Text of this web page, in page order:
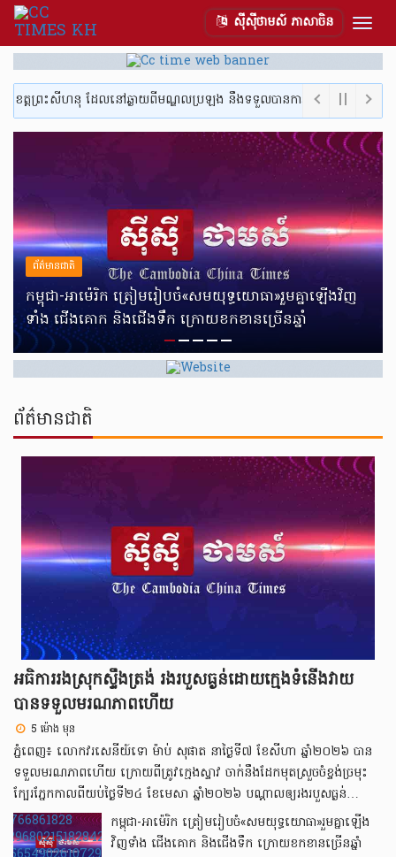
ស៊ីស៊ីថាមស៍ ភាសាចិន
ះសីហនុ ដែលនៅឆ្ងាយពីមណ្ឌលប្រឡង នឹងទទួលបានការ«ស្នាក់នៅ អាហារ និងការផ្ញើយ
ព័ត៌មានជាតិ
កម្ពុជា-អាម៉េរិក ត្រៀមរៀបចំ«សមយុទ្ធយោធា»រួមគ្នាឡើងវិញ
ទាំង ជើងគោក និងជើងទឹក ក្រោយខកខានច្រើនឆ្នាំ
ព័ត៌មាន​ជាតិ
អធិការរងស្រុកស្ទឹងត្រង់ រងរបួសធ្ងន់ដោយក្មេងទំនើងវាយ
បានទទួលមរណភាពហើយ
5 ម៉ោង មុន
ភ្នំពេញ៖ លោកវរសេនីយ៍ទោ ម៉ាប់ សុផាត នាថ្ងៃទី៧ ខែសីហា ឆ្នាំ២០២៦ បាន
ទទួលមរណភាពហើយ ក្រោយពីត្រូវក្មេងស្ទាវ ចាក់នឹងដែកមុតស្រួចចំខ្ទង់ច្រមុះ
ក្បែរភ្នែកកាលពីយប់ថ្ងៃទី២៤ ខែមេសា ឆ្នាំ២០២៦ បណ្តាលឲ្យរងរបួសធ្ងន់…
កម្ពុជា-អាម៉េរិក ត្រៀមរៀបចំ«សមយុទ្ធយោធា»រួមគ្នាឡើង
វិញទាំង ជើងគោក និងជើងទឹក ក្រោយខកខានច្រើនឆ្នាំ